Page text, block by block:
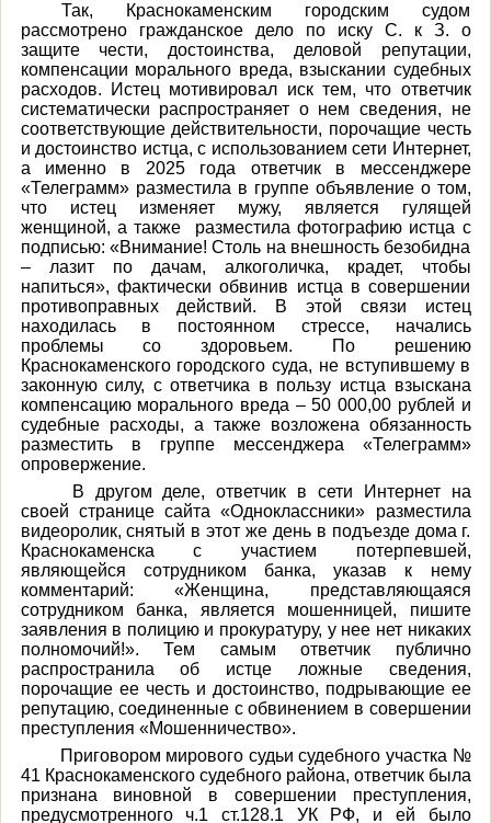
Так, Краснокаменским городским судом
рассмотрено гражданское дело по иску С. к З. о
защите чести, достоинства, деловой репутации,
компенсации морального вреда, взыскании судебных
расходов. Истец мотивировал иск тем, что ответчик
систематически распространяет о нем сведения, не
соответствующие действительности, порочащие честь
и достоинство истца, с использованием сети Интернет,
а именно в 2025 года ответчик в мессенджере
«Телеграмм» разместила в группе объявление о том,
что истец изменяет мужу, является гулящей
женщиной, а также
разместила фотографию истца с
подписью: «Внимание! Столь на внешность безобидна
– лазит по дачам, алкоголичка, крадет, чтобы
напиться», фактически обвинив истца в совершении
противоправных действий. В этой связи истец
находилась в постоянном стрессе, начались
проблемы со здоровьем. По решению
Краснокаменского городского суда, не вступившему в
законную силу, с ответчика в пользу истца взыскана
компенсацию морального вреда – 50 000,00 рублей и
судебные расходы, а также возложена обязанность
разместить в группе мессенджера «Телеграмм»
опровержение.
В другом деле, ответчик в сети Интернет на
своей странице сайта «Одноклассники» разместила
видеоролик, снятый в этот же день в подъезде дома г.
Краснокаменска с участием потерпевшей,
являющейся сотрудником банка, указав к нему
комментарий: «Женщина, представляющаяся
сотрудником банка, является мошенницей, пишите
заявления в полицию и прокуратуру, у нее нет никаких
полномочий!». Тем самым ответчик публично
распространила об истце ложные сведения,
порочащие ее честь и достоинство, подрывающие ее
репутацию, соединенные с обвинением в совершении
преступления «Мошенничество».
Приговором мирового судьи судебного участка №
41 Краснокаменского судебного района, ответчик была
признана виновной в совершении преступления,
предусмотренного ч.1 ст.128.1 УК РФ, и ей было